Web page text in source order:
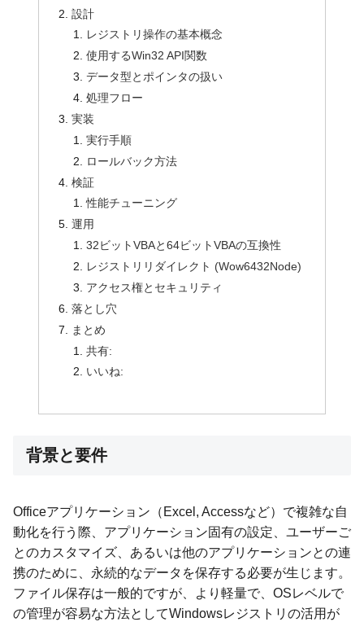
設計
レジストリ操作の基本概念
使用するWin32 API関数
データ型とポインタの扱い
処理フロー
実装
実行手順
ロールバック方法
検証
性能チューニング
運用
32ビットVBAと64ビットVBAの互換性
レジストリリダイレクト (Wow6432Node)
アクセス権とセキュリティ
落とし穴
まとめ
共有:
いいね:
背景と要件
Officeアプリケーション（Excel, Accessなど）で複雑な自
動化を行う際、アプリケーション固有の設定、ユーザーご
とのカスタマイズ、あるいは他のアプリケーションとの連
携のために、永続的なデータを保存する必要が生じます。
ファイル保存は一般的ですが、より軽量で、OSレベルで
の管理が容易な方法としてWindowsレジストリの活用が